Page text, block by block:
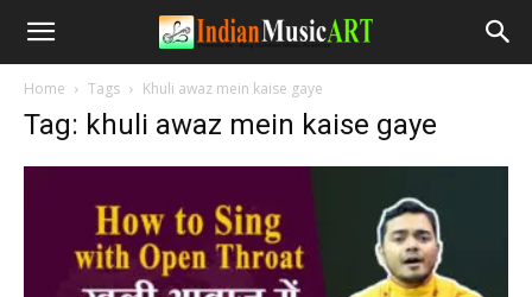
Home Tags Khuli awaz mein kaise gaye
Tag: khuli awaz mein kaise gaye